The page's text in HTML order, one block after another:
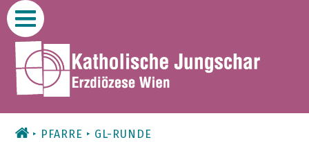
Zum
Inhalt
PFARRE
GL-RUNDE